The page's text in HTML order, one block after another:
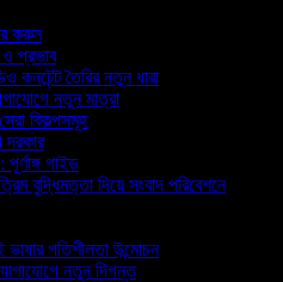
করুন
ও প্রভাব
কনটেন্ট তৈরির নতুন ধারা
নতুন মাত্রা
বিকল্পসমূহ
দরকার
গাইড
বুদ্ধিমত্তা দিয়ে সংবাদ পরিবেশনে
গতিশীলতা উন্মোচন
নতুন দিগন্ত